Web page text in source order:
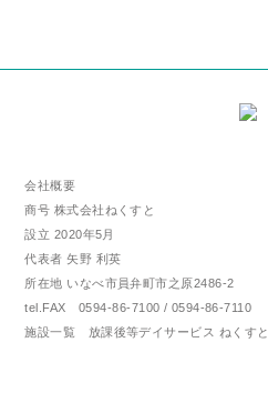
会社概要
商号 株式会社ねくすと
設立 2020年5月
代表者 矢野 利英
所在地 いなべ市員弁町市之原2486-2
tel.FAX 0594-86-7100 / 0594-86-7110
施設一覧 放課後等デイサービス ねくすと